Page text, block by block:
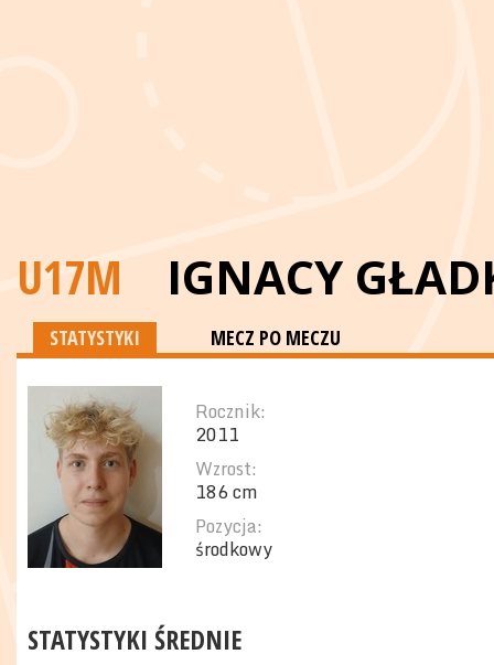
U17M IGNACY
STATYSTYKI MECZ PO MECZU
Rocznik:
2011
Wzrost:
186 cm
Pozycja:
środkowy
STATYSTYKI ŚREDNIE